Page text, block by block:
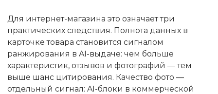
Для интернет-магазина это означает три
практических следствия. Полнота данных в
карточке товара становится сигналом
ранжирования в AI-выдаче: чем больше
характеристик, отзывов и фотографий — тем
выше шанс цитирования. Качество фото —
отдельный сигнал: AI-блоки в коммерческой